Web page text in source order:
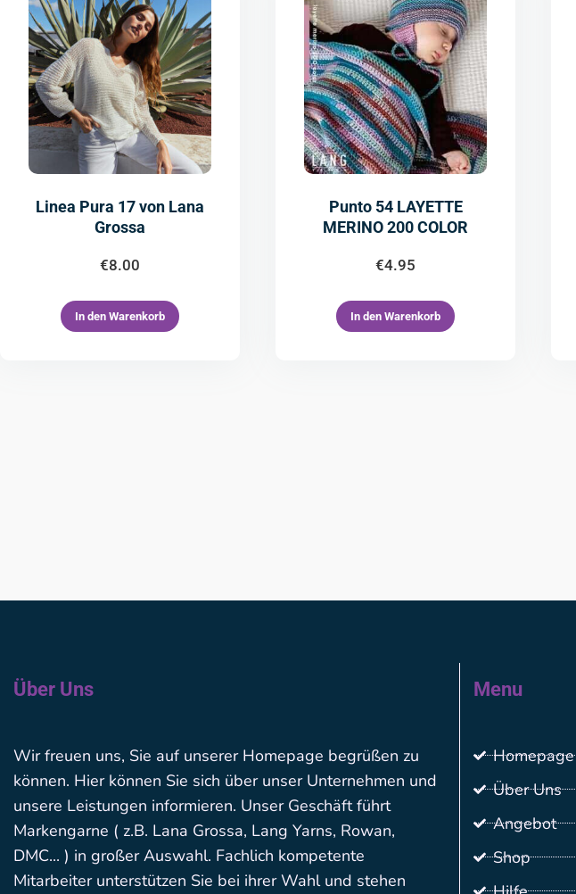
Linea Pura 17 von Lana
Grossa
€8.00
In den Warenkorb
Punto 54 LAYETTE
MERINO 200 COLOR
€4.95
In den Warenkorb
Über Uns
Wir freuen uns, Sie auf unserer Homepage begrüßen zu
können. Hier können Sie sich über unser Unternehmen und
unsere Leistungen informieren. Unser Geschäft führt
Markengarne ( z.B. Lana Grossa, Lang Yarns, Rowan,
DMC... ) in großer Auswahl. Fachlich kompetente
Mitarbeiter unterstützen Sie bei ihrer Wahl und stehen
Menu
Homepage
Über Uns
Angebot
Shop